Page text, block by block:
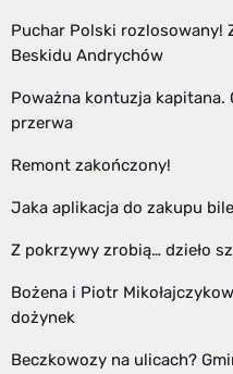
Puchar Polski rozlosowany!
Beskidu Andrychów
Poważna kontuzja kapitana.
przerwa
Remont zakończony!
Jaka aplikacja do zakupu
Z pokrzywy zrobią… dzieło
Bożena i Piotr
dożynek
Beczkowozy na ulicach?